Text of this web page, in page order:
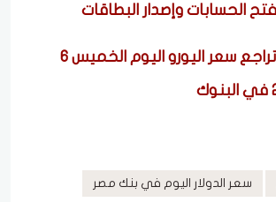
الحسابات وإصدار البطاقات
وصل لكام؟.. تراجع سعر اليورو اليوم الخميس 6
سعر الدولار اليوم في بنك مصر